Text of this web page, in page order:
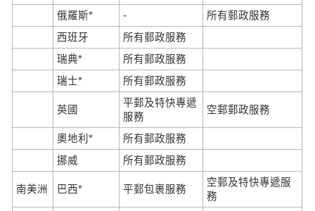
俄羅斯*
-
所有郵政服務
西班牙
所有郵政服務
瑞典*
所有郵政服務
瑞士*
所有郵政服務
英國
平郵及特快專遞
服務
空郵郵政服務
奧地利*
所有郵政服務
挪威
所有郵政服務
南美洲 巴西* 平郵包裹服務
空郵及特快專遞服
務